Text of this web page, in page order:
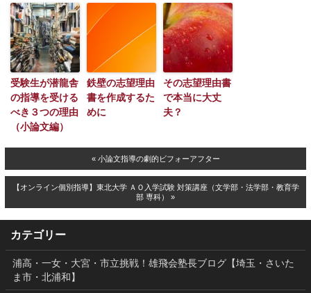
受験生が潜龍舎
の指導を受ける
べき３つの理由
（小論文編）
鉄壁の志望理由
書を作成するた
めに
その志望理由書
で本当に大丈
夫？
« 小論文指導の劇的ビフォーアフター
【オンライン個別指導】東北大学 ＡＯ入学試験 対策講座（文学部・法学部・教育学
部 専科） »
カテゴリー
浦高・一女・大宮・市立挑戦！雄飛会塾長ブログ【埼玉・さいた
ま市・北浦和】